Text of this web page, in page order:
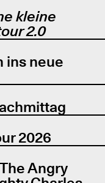
kleine
2.0
ins neue
2026
Angry